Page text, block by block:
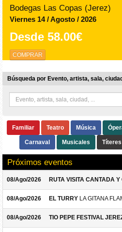
Bodegas Las Copas (Jerez)
Viernes 14 / Agosto / 2026
Desde 58.00€
COMPRAR
Búsqueda por Evento, artista, sala,
Familiar Teatro Música
Carnaval Musicales Títeres
Próximos eventos
08/Ago/2026 RUTA VISITA CANTADA
08/Ago/2026 EL TURRY LA GITANA
08/Ago/2026 TIO PEPE FESTIVAL